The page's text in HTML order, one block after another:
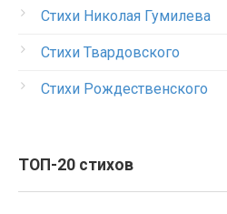
Стихи Николая Гумилева
Стихи Твардовского
Стихи Рождественского
ТОП-20 стихов